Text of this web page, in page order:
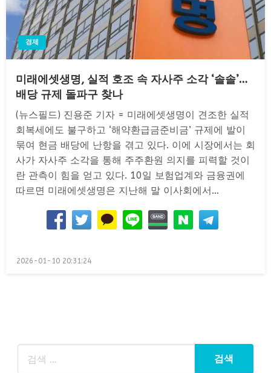
경제
미래에셋생명, 실적 호조 속 자사주 소각 ‘솔솔’…
배당 규제 돌파구 찾나
(뉴스필드) 진용준 기자 = 미래에셋생명이 견조한 실적
회복세에도 불구하고 ‘해약환급금준비금’ 규제에 발이
묶여 현금 배당에 난항을 겪고 있다. 이에 시장에서는 회
사가 자사주 소각을 통해 주주환원 의지를 피력할 것이
란 관측이 힘을 얻고 있다. 10일 보험업계와 금융권에
따르면 미래에셋생명은 지난해 말 이사회에서…
Posted
2026-01-10 20:31:24